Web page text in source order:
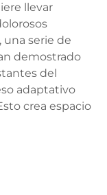
llevar
una serie de
demostrado
del
adaptativo
crea espacio